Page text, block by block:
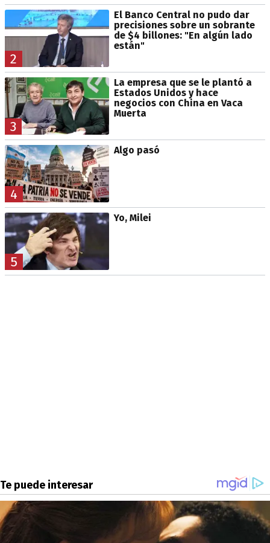
2
El Banco Central no pudo dar
precisiones sobre un sobrante
de $4 billones: "En algún lado
están"
3
La empresa que se le plantó a
Estados Unidos y hace
negocios con China en Vaca
Muerta
4
Algo pasó
5
Yo, Milei